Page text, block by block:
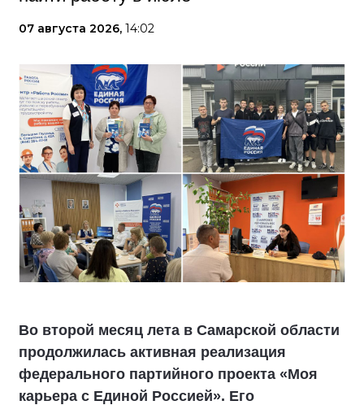
07 августа 2026, 14:02
Во второй месяц лета в Самарской области
продолжилась активная реализация
федерального партийного проекта «Моя
карьера с Единой Россией». Его